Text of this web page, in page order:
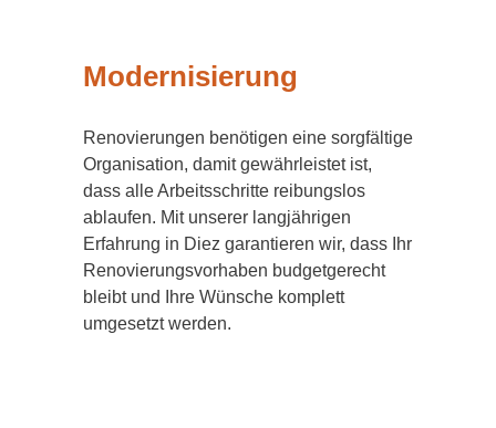
Modernisierung
Renovierungen benötigen eine sorgfältige
Organisation, damit gewährleistet ist,
dass alle Arbeitsschritte reibungslos
ablaufen. Mit unserer langjährigen
Erfahrung in Diez garantieren wir, dass Ihr
Renovierungsvorhaben budgetgerecht
bleibt und Ihre Wünsche komplett
umgesetzt werden.